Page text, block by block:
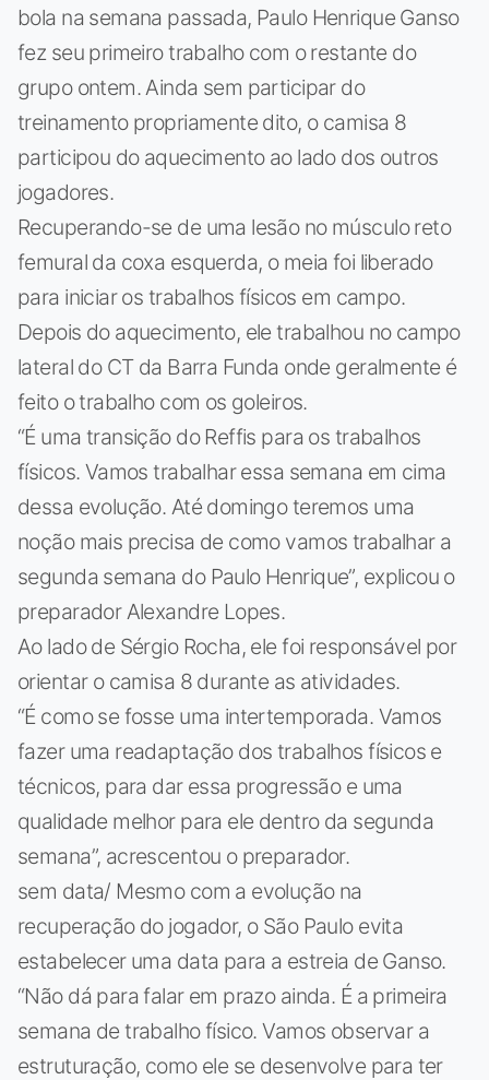
bola na semana passada, Paulo Henrique Ganso
fez seu primeiro trabalho com o restante do
grupo ontem. Ainda sem participar do
treinamento propriamente dito, o camisa 8
participou do aquecimento ao lado dos outros
jogadores.
Recuperando-se de uma lesão no músculo reto
femural da coxa esquerda, o meia foi liberado
para iniciar os trabalhos físicos em campo.
Depois do aquecimento, ele trabalhou no campo
lateral do CT da Barra Funda onde geralmente é
feito o trabalho com os goleiros.
“É uma transição do Reffis para os trabalhos
físicos. Vamos trabalhar essa semana em cima
dessa evolução. Até domingo teremos uma
noção mais precisa de como vamos trabalhar a
segunda semana do Paulo Henrique”, explicou o
preparador Alexandre Lopes.
Ao lado de Sérgio Rocha, ele foi responsável por
orientar o camisa 8 durante as atividades.
“É como se fosse uma intertemporada. Vamos
fazer uma readaptação dos trabalhos físicos e
técnicos, para dar essa progressão e uma
qualidade melhor para ele dentro da segunda
semana”, acrescentou o preparador.
sem data/ Mesmo com a evolução na
recuperação do jogador, o São Paulo evita
estabelecer uma data para a estreia de Ganso.
“Não dá para falar em prazo ainda. É a primeira
semana de trabalho físico. Vamos observar a
estruturação, como ele se desenvolve para ter